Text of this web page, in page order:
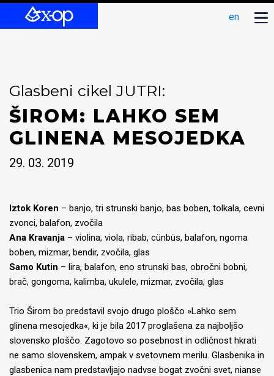
en
Glasbeni cikel JUTRI:
ŠIROM: LAHKO SEM
GLINENA MESOJEDKA
29. 03. 2019
Iztok Koren – banjo, tri strunski banjo, bas boben, tolkala, cevni
zvonci, balafon, zvočila
Ana Kravanja – violina, viola, ribab, cünbüs, balafon, ngoma
boben, mizmar, bendir, zvočila, glas
Samo Kutin – lira, balafon, eno strunski bas, obročni bobni,
brač, gongoma, kalimba, ukulele, mizmar, zvočila, glas
Trio Širom bo predstavil svojo drugo ploščo »Lahko sem
glinena mesojedka«, ki je bila 2017 proglašena za najboljšo
slovensko ploščo. Zagotovo so posebnost in odličnost hkrati
ne samo slovenskem, ampak v svetovnem merilu. Glasbenika in
glasbenica nam predstavljajo nadvse bogat zvočni svet, nianse